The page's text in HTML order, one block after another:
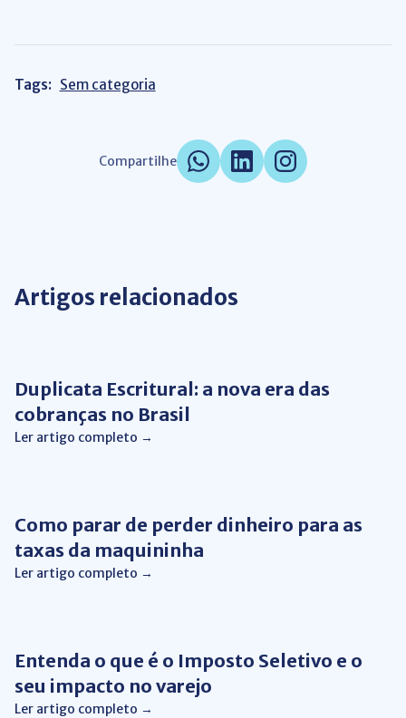
Tags: Sem categoria
Compartilhe
Artigos relacionados
Duplicata Escritural: a nova era das
cobranças no Brasil
Ler artigo completo →
Como parar de perder dinheiro para as
taxas da maquininha
Ler artigo completo →
Entenda o que é o Imposto Seletivo e o
seu impacto no varejo
Ler artigo completo →